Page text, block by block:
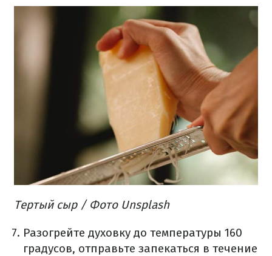
Тертый сыр / Фото Unsplash
Разогрейте духовку до температуры 160
градусов, отправьте запекаться в течение